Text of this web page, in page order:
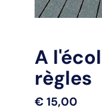
A
règles
€ 15,00